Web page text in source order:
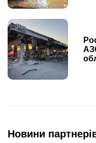
Новини